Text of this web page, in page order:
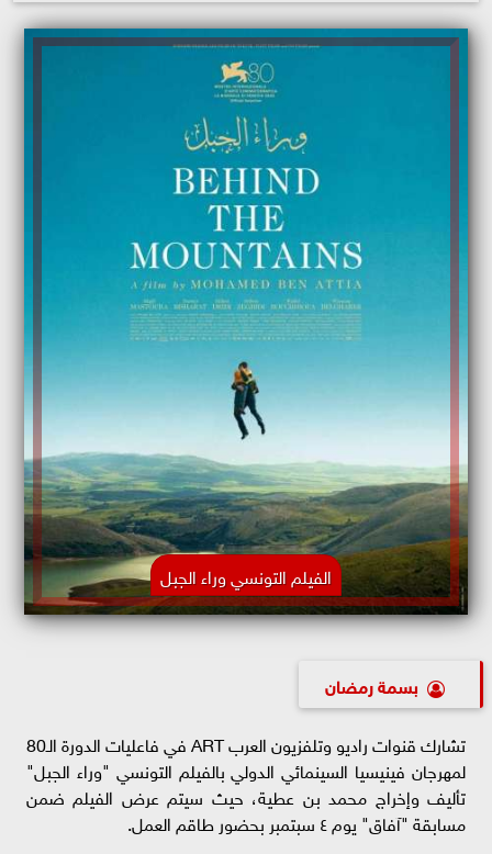
الفيلم التونسي وراء الجبل
بسمة رمضان
تشارك قنوات راديو وتلفزيون العرب ART في فاعليات الدورة الـ80
لمهرجان فينيسيا السينمائي الدولي بالفيلم التونسي "وراء الجبل"
تأليف وإخراج محمد بن عطية، حيث سيتم عرض الفيلم ضمن
مسابقة "آفاق" يوم ٤ سبتمبر بحضور طاقم العمل.